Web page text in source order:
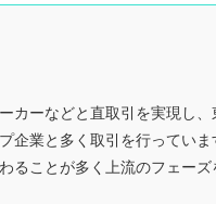
カーなどと直取引を実現し、
企業と多く取引を行っていま
ることが多く上流のフェーズ